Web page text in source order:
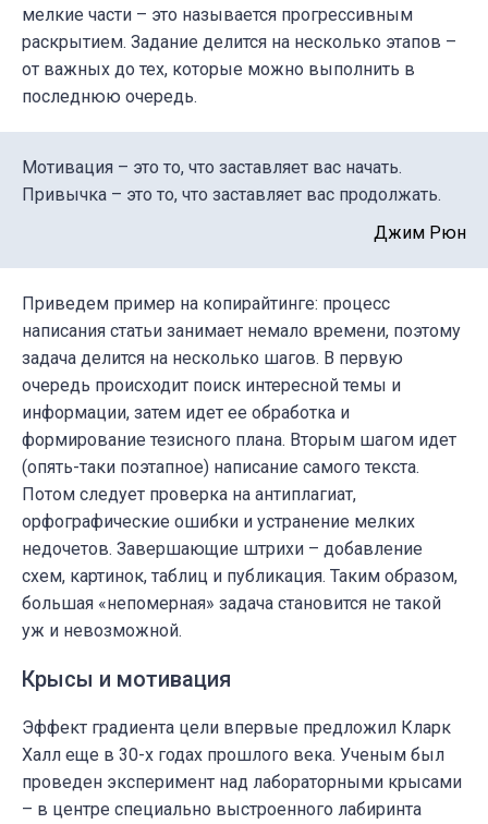
мелкие части – это называется прогрессивным
раскрытием. Задание делится на несколько этапов –
от важных до тех, которые можно выполнить в
последнюю очередь.
Мотивация – это то, что заставляет вас начать.
Привычка – это то, что заставляет вас продолжать.
Джим Рюн
Приведем пример на копирайтинге: процесс
написания статьи занимает немало времени, поэтому
задача делится на несколько шагов. В первую
очередь происходит поиск интересной темы и
информации, затем идет ее обработка и
формирование тезисного плана. Вторым шагом идет
(опять-таки поэтапное) написание самого текста.
Потом следует проверка на антиплагиат,
орфографические ошибки и устранение мелких
недочетов. Завершающие штрихи – добавление
схем, картинок, таблиц и публикация. Таким образом,
большая «непомерная» задача становится не такой
уж и невозможной.
Крысы и мотивация
Эффект градиента цели впервые предложил Кларк
Халл еще в 30-х годах прошлого века. Ученым был
проведен эксперимент над лабораторными крысами
– в центре специально выстроенного лабиринта